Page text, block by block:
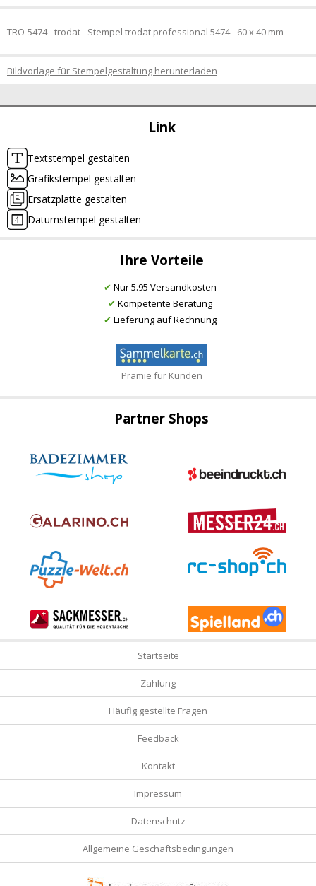
Link
Textstempel gestalten
Grafikstempel gestalten
Ersatzplatte gestalten
Datumstempel gestalten
Ihre Vorteile
✔ Nur 5.95 Versandkosten
✔ Kompetente Beratung
✔ Lieferung auf Rechnung
Prämie für Kunden
TRO-5474 - trodat - Stempel trodat professional 5474 - 60 x 40 mm
Bildvorlage für Stempelgestaltung herunterladen
Partner Shops
Startseite
Zahlung
Häufig gestellte Fragen
Feedback
Kontakt
Impressum
Datenschutz
Allgemeine Geschäftsbedingungen